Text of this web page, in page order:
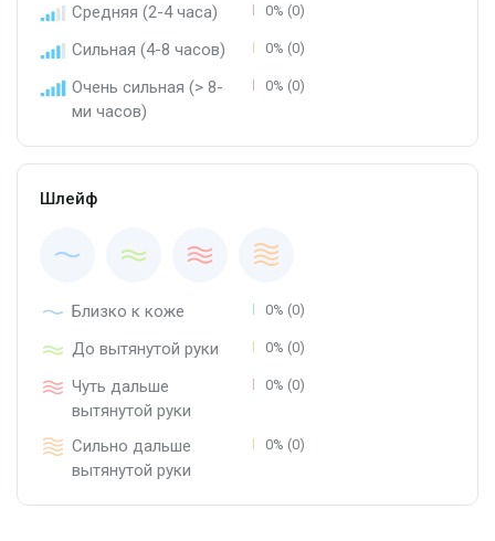
Средняя (2-4 часа) 0% (0)
Сильная (4-8 часов) 0% (0)
Очень сильная (> 8-
ми часов)
0% (0)
Шлейф
Близко к коже 0% (0)
До вытянутой руки 0% (0)
Чуть дальше
вытянутой руки
0% (0)
Сильно дальше
вытянутой руки
0% (0)